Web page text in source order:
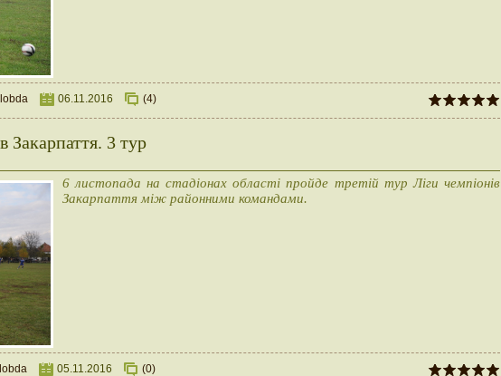
lobda 06.11.2016 (4)
Закарпаття. 3 тур
6 листопада на стадіонах області пройде третій тур Ліги чемпіонів
Закарпаття між районними командами.
lobda 05.11.2016 (0)